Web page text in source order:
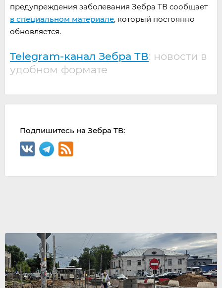
предупреждения заболевания Зебра ТВ сообщает
в специальном материале, который постоянно
обновляется.
Telegram-канал Зебра ТВ: новости в
удобном формате
Подпишитесь на Зебра ТВ: